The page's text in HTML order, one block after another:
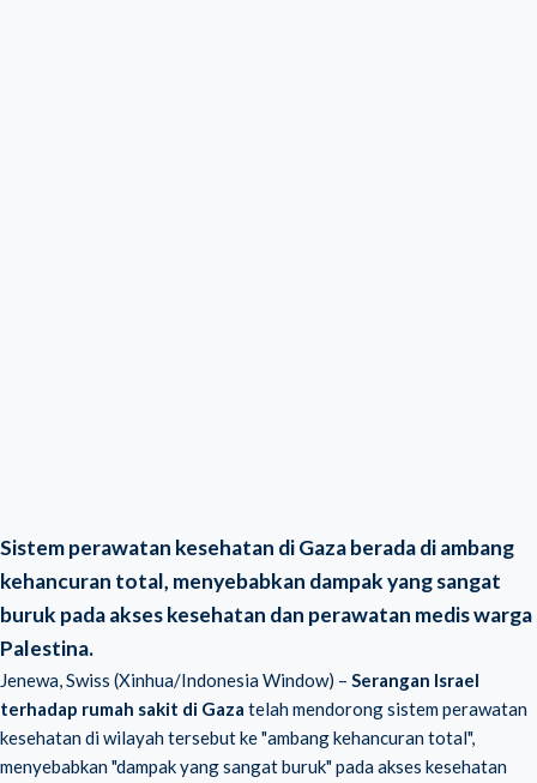
Sistem perawatan kesehatan di Gaza berada di ambang
kehancuran total, menyebabkan dampak yang sangat
buruk pada akses kesehatan dan perawatan medis warga
Palestina.
Jenewa, Swiss (Xinhua/Indonesia Window) – Serangan Israel
terhadap rumah sakit di Gaza telah mendorong sistem perawatan
kesehatan di wilayah tersebut ke "ambang kehancuran total",
menyebabkan "dampak yang sangat buruk" pada akses kesehatan